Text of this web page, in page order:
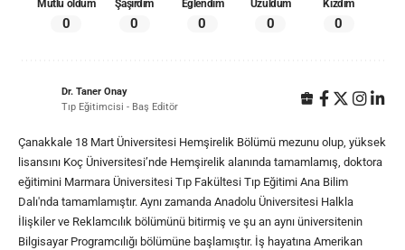
Mutlu oldum
0
Şaşırdım
0
Eğlendim
0
Üzüldüm
0
Kızdım
0
Dr. Taner Onay
Tıp Eğitimcisi - Baş Editör
Çanakkale 18 Mart Üniversitesi Hemşirelik Bölümü mezunu olup, yüksek
lisansını Koç Üniversitesi’nde Hemşirelik alanında tamamlamış, doktora
eğitimini Marmara Üniversitesi Tıp Fakültesi Tıp Eğitimi Ana Bilim
Dalı'nda tamamlamıştır. Aynı zamanda Anadolu Üniversitesi Halkla
İlişkiler ve Reklamcılık bölümünü bitirmiş ve şu an aynı üniversitenin
Bilgisayar Programcılığı bölümüne başlamıştır. İş hayatına Amerikan